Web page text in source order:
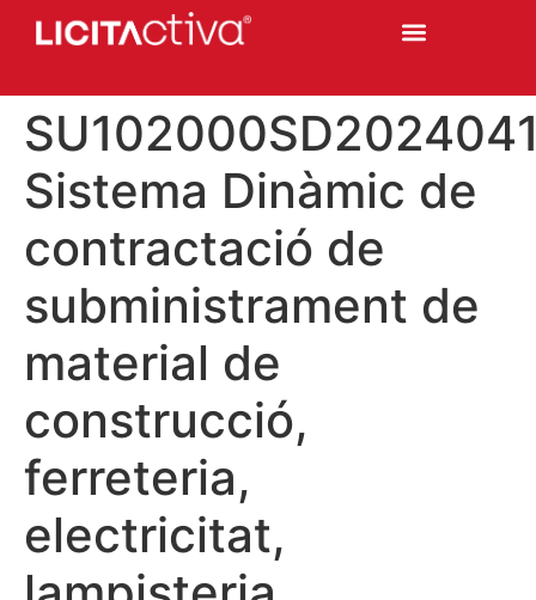
Sistema Dinàmic de
contractació de
subministrament de
material de
construcció,
ferreteria,
electricitat,